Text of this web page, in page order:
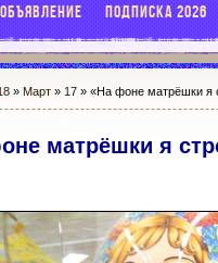
ПОДПИСКА 2026
» Март » 17 » «На фоне матрёшки я
матрёшки я